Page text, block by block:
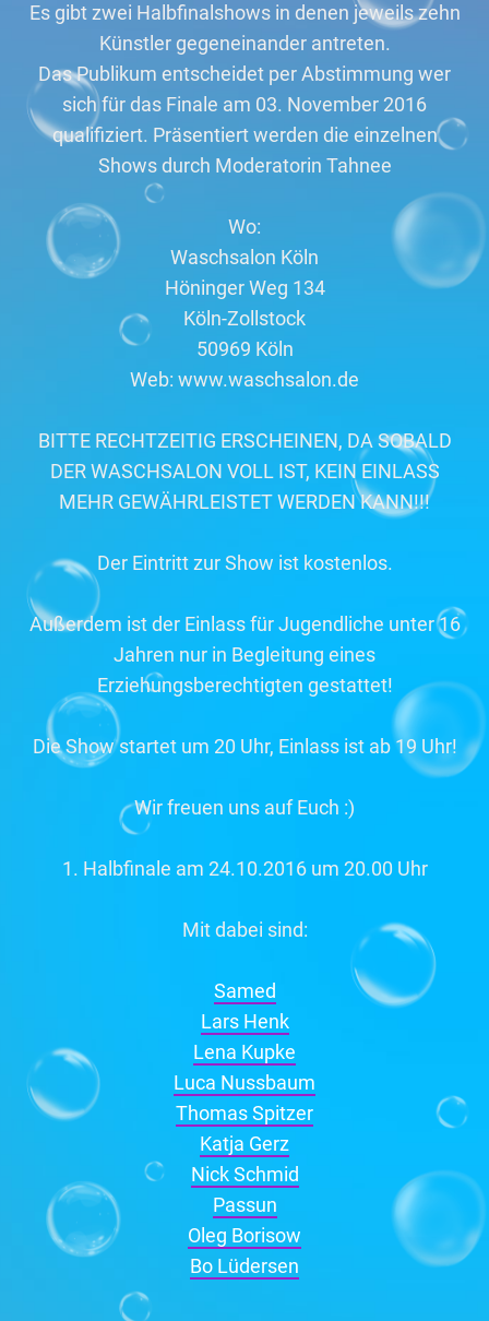
Es gibt zwei Halbfinalshows in denen jeweils zehn
Künstler gegeneinander antreten.
Das Publikum entscheidet per Abstimmung wer
sich für das Finale am 03. November 2016
qualifiziert. Präsentiert werden die einzelnen
Shows durch Moderatorin Tahnee
Wo:
Waschsalon Köln
Höninger Weg 134
Köln-Zollstock
50969 Köln
Web: www.waschsalon.de
BITTE RECHTZEITIG ERSCHEINEN, DA SOBALD
DER WASCHSALON VOLL IST, KEIN EINLASS
MEHR GEWÄHRLEISTET WERDEN KANN!!!
Der Eintritt zur Show ist kostenlos.
Außerdem ist der Einlass für Jugendliche unter 16
Jahren nur in Begleitung eines
Erziehungsberechtigten gestattet!
Die Show startet um 20 Uhr, Einlass ist ab 19 Uhr!
Wir freuen uns auf Euch :)
1. Halbfinale am 24.10.2016 um 20.00 Uhr
Mit dabei sind:
Samed
Lars Henk
Lena Kupke
Luca Nussbaum
Thomas Spitzer
Katja Gerz
Nick Schmid
Passun
Oleg Borisow
Bo Lüdersen